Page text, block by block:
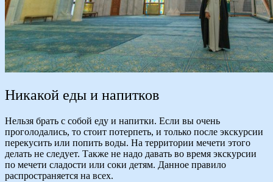
Никакой еды и напитков
Нельзя брать с собой еду и напитки. Если вы очень
проголодались, то стоит потерпеть, и только после экскурсии
перекусить или попить воды. На территории мечети этого
делать не следует. Также не надо давать во время экскурсии
по мечети сладости или соки детям. Данное правило
распространяется на всех.